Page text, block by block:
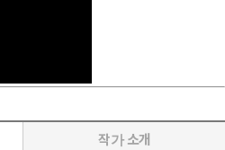
작가 소개